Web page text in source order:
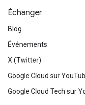
Échanger
Blog
Événements
X (Twitter)
Google Cloud sur
Google Cloud Tech sur